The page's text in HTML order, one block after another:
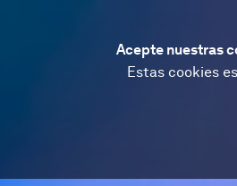
Acepte nuestras
Estas cookies